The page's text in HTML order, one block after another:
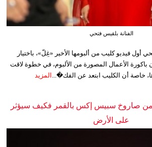
الفنانة بلقيس فتحي
أول فيديو كليب من ألبومها الأخير «غِلّ»، باختيار
باكورة الأعمال المصورة من الألبوم، في خطوة لاقت
خاصة أن الكليب ابتعد عن الفك�... المزيد
صاروخ سبيس إكس بالقمر فكيف سيؤثر
على الأرض